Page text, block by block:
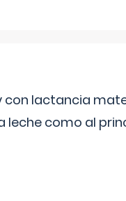
con lactancia
como al